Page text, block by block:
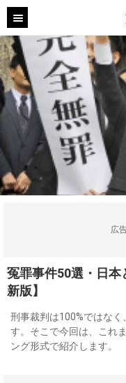
広
冤罪事件50選・日
新版】
刑事裁判は100%ではな
す。そこで今回は、これ
ング形式で紹介します。